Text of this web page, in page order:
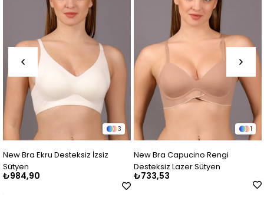
İzsiz
New Bra Capucino Rengi
Desteksiz Lazer Sütyen
New Bra Açık
Sütyen